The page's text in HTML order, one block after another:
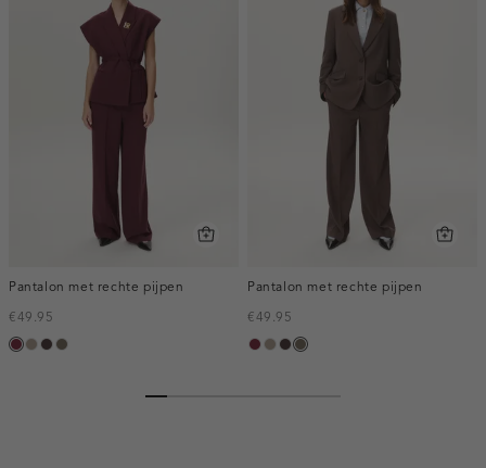
Pantalon met rechte pijpen
€49.95
bordeaux,
taupe,
choco,
bruin
Pantalon met rechte pijpen
€49.95
bordeaux,
taupe,
choco,
bruin